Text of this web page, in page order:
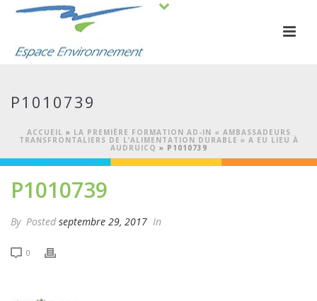
P1010739
ACCUEIL » LA PREMIÈRE FORMATION AD-IN « AMBASSADEURS
TRANSFRONTALIERS DE L’ALIMENTATION DURABLE » A EU LIEU À
AUDRUICQ » P1010739
P1010739
By Posted septembre 29, 2017 In
0